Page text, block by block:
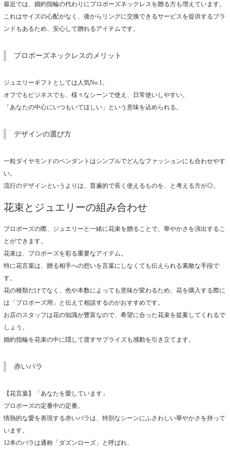
最近では、婚約指輪の代わりにプロポーズネックレスを贈る方も増えています。
これはサイズの心配がなく、後からリングに交換できるサービスを提供するブラ
ンドもあるため、安心して贈れるアイテムです。
プロポーズネックレスのメリット
ジュエリーギフトとしては人気No.1。
オフでもビジネスでも、様々なシーンで使え、日常使いしやすい。
「あなたの中心にいつもいてほしい」という意味を込められる。
デザインの選び方
一粒ダイヤモンドのペンダントはシンプルでどんなファッションにも合わせやす
い。
流行のデザインというよりは、普遍的で長く使えるものを、と考える方が◎。
花束とジュエリーの組み合わせ
プロポーズの際、ジュエリーと一緒に花束を贈ることで、華やかさを演出するこ
とができます。
花束は、プロポーズを彩る重要なアイテム。
特に花言葉は、贈る相手への想いを言葉にしなくても伝えられる素敵な手段で
す。
花の種類だけでなく、色や本数によっても意味が変わるため、花を購入する際に
は「プロポーズ用」と伝えて相談するのがおすすめです。
お店のスタッフは花の知識が豊富なので、希望に合った花束を提案してくれるで
しょう。
婚約指輪を花束の中に隠して渡すサプライズも感動を引き立てます。
赤いバラ
【花言葉】「あなたを愛しています」
プロポーズの定番中の定番。
情熱的な愛を表現する赤いバラは、特別なシーンにふさわしい華やかさを持って
います。
12本のバラは通称「ダズンローズ」と呼ばれ、